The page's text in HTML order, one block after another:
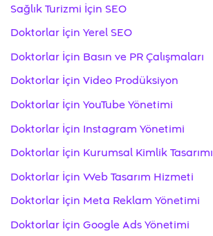
Sağlık Turizmi İçin SEO
Doktorlar İçin Yerel SEO
Doktorlar İçin Basın ve PR Çalışmaları
Doktorlar İçin Video Prodüksiyon
Doktorlar İçin YouTube Yönetimi
Doktorlar İçin Instagram Yönetimi
Doktorlar İçin Kurumsal Kimlik Tasarımı
Doktorlar İçin Web Tasarım Hizmeti
Doktorlar İçin Meta Reklam Yönetimi
Doktorlar İçin Google Ads Yönetimi